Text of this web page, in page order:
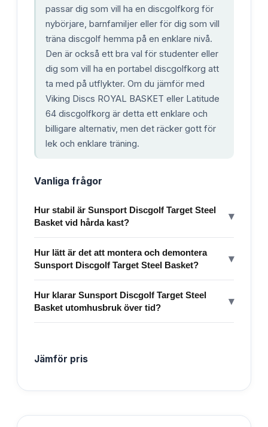
passar dig som vill ha en discgolfkorg för
nybörjare, barnfamiljer eller för dig som vill
träna discgolf hemma på en enklare nivå.
Den är också ett bra val för studenter eller
dig som vill ha en portabel discgolfkorg att
ta med på utflykter. Om du jämför med
Viking Discs ROYAL BASKET eller Latitude
64 discgolfkorg är detta ett enklare och
billigare alternativ, men det räcker gott för
lek och enklare träning.
Vanliga frågor
Hur stabil är Sunsport Discgolf Target Steel
Basket vid hårda kast?
▾
Hur lätt är det att montera och demontera
Sunsport Discgolf Target Steel Basket?
▾
Hur klarar Sunsport Discgolf Target Steel
Basket utomhusbruk över tid?
▾
Jämför pris